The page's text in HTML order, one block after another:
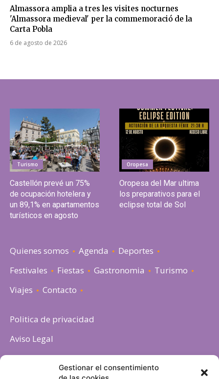
Gestionar el consentimiento
Almassora amplia a tres les visites nocturnes
'Almassora medieval' per la commemoració de la
Carta Pobla
6 de agosto de 2026
Turismo
Castellón prevé un 75%
de ocupación hotelera y
un 89,1% en apartamentos
turísticos en agosto
Oropesa
Oropesa del Mar ultima
los preparativos para el
eclipse total de Sol
Quienes somos Agenda
Deportes
Festivales
Fiestas Gastronomia
Turismo
Viajes
Contacto
Politica de privacidad
Aviso Legal
Política de cookies